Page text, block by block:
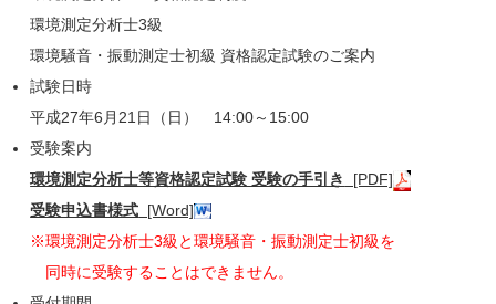
環境測定分析士3級
環境騒音・振動測定士初級 資格認定試験のご案内
試験日時
平成27年6月21日（日） 14:00～15:00
受験案内
環境測定分析士等資格認定試験 受験の手引き
[PDF]
受験申込書様式 [Word]
※環境測定分析士3級と環境騒音・振動測定士初級を
同時に受験することはできません。